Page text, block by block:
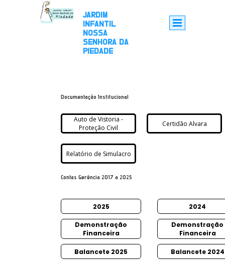
JARDIM
INFANTIL
NOSSA
SENHORA DA
PIEDADE
Documentação Institucional
Contas Gerência 2017 a 2025
2025 2024
Auto de Vistoria -
Proteção Civil
Certidão Alvara
Relatório de Simulacro
Demonstração
Financeira
Balancete 2025
Demonstração
Financeira
Balancete 2024